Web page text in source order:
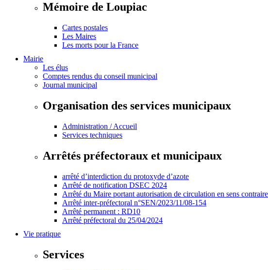
Mémoire de Loupiac
Cartes postales
Les Maires
Les morts pour la France
Mairie
Les élus
Comptes rendus du conseil municipal
Journal municipal
Organisation des services municipaux
Administration / Accueil
Services techniques
Arrêtés préfectoraux et municipaux
arrêté d’interdiction du protoxyde d’azote
Arrêté de notification DSEC 2024
Arrêté du Maire portant autorisation de circulation en sens
Arrêté inter-préfectoral n°SEN/2023/11/08-154
Arrêté permanent : RD10
Arrêté préfectoral du 25/04/2024
Vie pratique
Services